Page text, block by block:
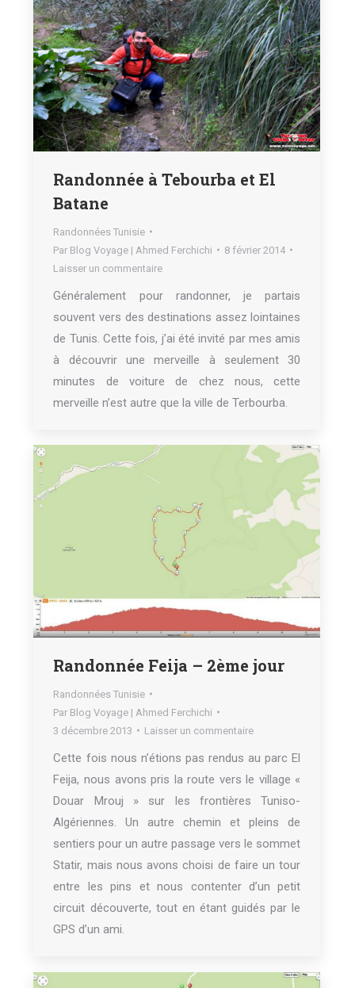
Randonnée à Tebourba et El
Batane
Randonnées Tunisie
Par Blog Voyage | Ahmed Ferchichi
8 février 2014
Laisser un commentaire
Généralement pour randonner, je partais
souvent vers des destinations assez lointaines
de Tunis. Cette fois, j’ai été invité par mes amis
à découvrir une merveille à seulement 30
minutes de voiture de chez nous, cette
merveille n’est autre que la ville de Terbourba.
Randonnée Feija – 2ème jour
Randonnées Tunisie
Par Blog Voyage | Ahmed Ferchichi
3 décembre 2013
Laisser un commentaire
Cette fois nous n’étions pas rendus au parc El
Feija, nous avons pris la route vers le village «
Douar Mrouj » sur les frontières Tuniso-
Algériennes. Un autre chemin et pleins de
sentiers pour un autre passage vers le sommet
Statir, mais nous avons choisi de faire un tour
entre les pins et nous contenter d’un petit
circuit découverte, tout en étant guidés par le
GPS d’un ami.